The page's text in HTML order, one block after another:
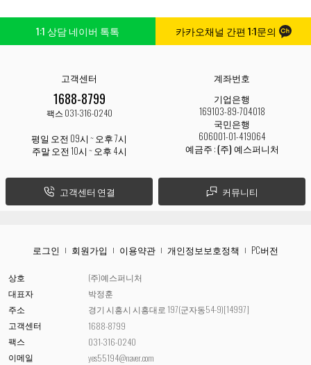
1:1 상담 네이버 톡톡 카카오채널 간편 1:1문의
고객센터
1688-8799
팩스 031-316-0240
평일 오전 09시 ~ 오후 7시
주말 오전 10시 ~ 오후 4시
고객센터 연결
계좌번호
기업은행
169103-89-704018
국민은행
606001-01-419064
예금주 :(주) 예스퍼니처
커뮤니티
로그인 회원가입 이용약관 개인정보보호정책 PC버전
상호
(주)예스퍼니처
대표자
박정훈
주소
경기 시흥시 시흥대로 197(군자동54-9)[14997]
고객센터
1688-8799
팩스
031-316-0240
이메일
yes55194@naver.com